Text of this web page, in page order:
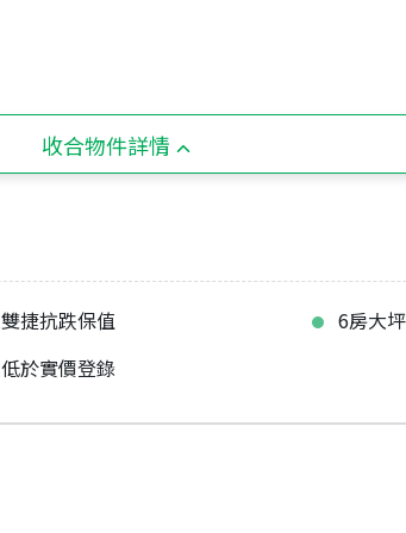
收合物件詳情
捷抗跌保值
6房大
於實價登錄